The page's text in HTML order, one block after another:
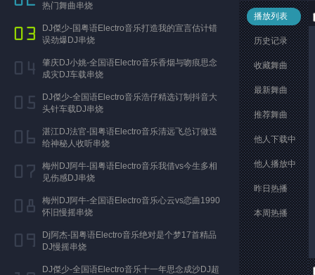
热门舞曲串烧
DJ傑少-国粤语Electro音乐打造我的宣言估计错
误劲爆DJ串烧
肇庆DJ小姚-全国语Electro音乐香烟与吻痕思念
成灾DJ车载串烧
DJ傑少-全国语Electro音乐浩仔精选订制抖音大
头针车载DJ串烧
湛江DJ法官-国粤语Electro音乐清远飞总订做送
给神秘人收听串烧
梅州DJ阿牛-国粤语Electro音乐我借vs今生多相
见伤感DJ串烧
梅州DJ阿牛-全国语Electro音乐心云vs恋曲1990
怀旧慢摇串烧
Dj阿杰-国粤语Electro音乐绝对是个梦17首精品
DJ慢摇串烧
DJ傑少-全国语Electro音乐十一年思念成沙DJ超
播放列表
历史记录
收藏舞曲
最新舞曲
推荐舞曲
他人下载中
他人播放中
昨日热播
本周热播